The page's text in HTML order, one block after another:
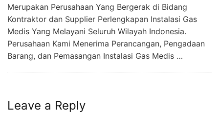
Merupakan Perusahaan Yang Bergerak di Bidang
Kontraktor dan Supplier Perlengkapan Instalasi Gas
Medis Yang Melayani Seluruh Wilayah Indonesia.
Perusahaan Kami Menerima Perancangan, Pengadaan
Barang, dan Pemasangan Instalasi Gas Medis …
Leave a Reply